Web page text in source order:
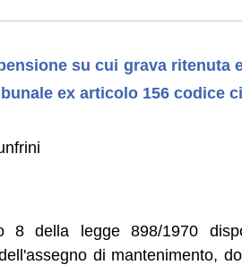
su cui grava ritenuta
ex articolo 156 codice
8 della legge 898/1970
di mantenimento,